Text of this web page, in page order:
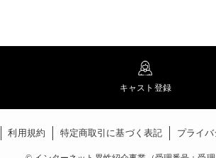
キャスト登録
利用規約 特定商取引に基づく表記 プライ